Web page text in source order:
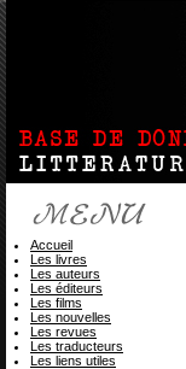
Accueil
Les livres
Les auteurs
Les éditeurs
Les films
Les nouvelles
Les revues
Les traducteurs
Les liens utiles